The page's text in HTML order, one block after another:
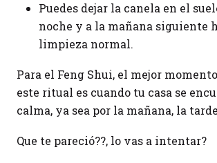
Puedes dejar la canela en el
noche y a la mañana siguiente
limpieza normal.
Para el Feng Shui, el mejor
este ritual es cuando tu casa se
calma, ya sea por la mañana, la
Que te pareció??, lo vas a intentar?